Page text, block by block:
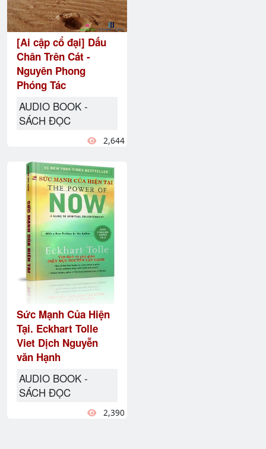
[Ai cập cổ đại] Dấu
Chân Trên Cát -
Nguyên Phong
Phóng Tác
AUDIO BOOK -
SÁCH ĐỌC
2,644
Sức Mạnh Của Hiện
Tại. Eckhart Tolle
Viet Dịch Nguyễn
văn Hạnh
AUDIO BOOK -
SÁCH ĐỌC
2,390